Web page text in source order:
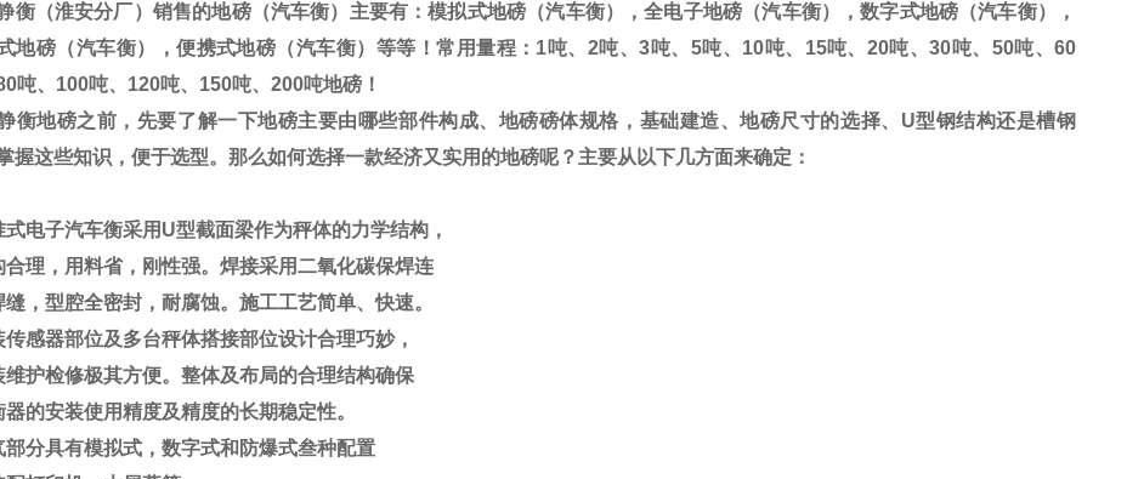
衡（淮安分厂）销售的地磅（汽车衡） 主要有：模拟式地磅（汽车衡），全电子地磅（汽车衡），数字式地磅（汽车衡），
地磅（汽车衡），便携式地磅（汽车衡）等等！常用量程： 1吨、 2吨、3吨、 5吨、 10吨、 15吨、 20吨、30吨、 50吨、60
吨、 100吨、 120吨、 150吨、 200吨地磅！
衡地磅之前，先要了解一下地磅主要由哪些部件构成、地磅磅体规格，基础建造、地磅尺寸的选择、 U型钢结构还是槽钢
握这些知识，便于选型。那么如何选择一款经济又实用的地磅呢？主要从以下几方面来确定：
式电子汽车衡采用 U型截面梁作为秤体的力学结构，
合理，用料省，刚性强。焊接采用二氧化碳保焊连
缝，型腔全密封，耐腐蚀。施工工艺简单、快速。
传感器部位及多台秤体搭接部位设计合理巧妙，
维护检修极其方便。整体及布局的合理结构确保
器的安装使用精度及精度的长期稳定性。
部分具有模拟式，数字式和防爆式叁种配置